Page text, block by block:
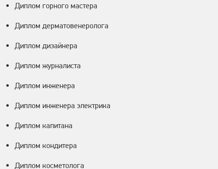
Диплом горного мастера
Диплом дерматовенеролога
Диплом дизайнера
Диплом журналиста
Диплом инженера
Диплом инженера электрика
Диплом капитана
Диплом кондитера
Диплом косметолога